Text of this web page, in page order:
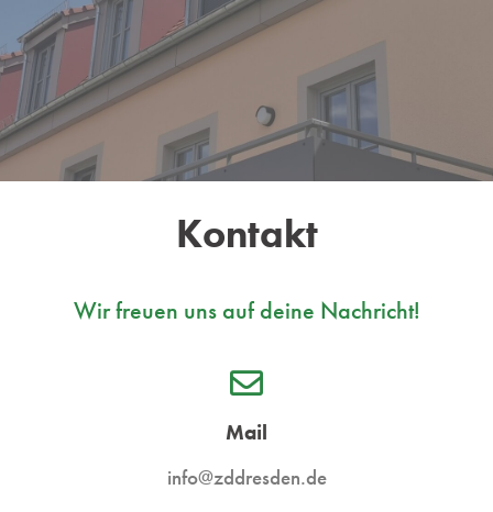
Kontakt
Wir freuen uns auf deine Nachricht!
Mail
info@zddresden.de